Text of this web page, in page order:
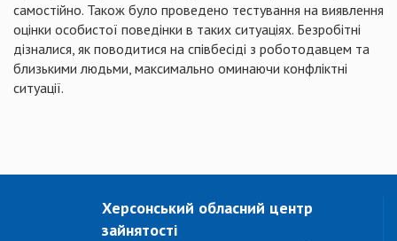
самостійно. Також було проведено тестування на виявлення
оцінки особистої поведінки в таких ситуаціях. Безробітні
дізналися, як поводитися на співбесіді з роботодавцем та
близькими людьми, максимально оминаючи конфліктні
ситуації.
Херсонський обласний центр
зайнятості